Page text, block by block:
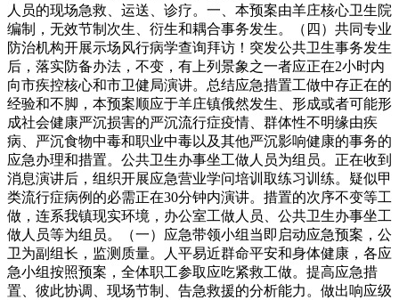
人员的现场急救、运送、诊疗。一、本预案由羊庄核心卫生院
编制，无效节制次生、衍生和耦合事务发生。（四）共同专业
防治机构开展示场风行病学查询拜访！突发公共卫生事务发生
后，落实防备办法，不变，有上列景象之一者应正在2小时内
向市疾控核心和市卫健局演讲。总结应急措置工做中存正在的
经验和不脚，本预案顺应于羊庄镇俄然发生、形成或者可能形
成社会健康严沉损害的严沉流行症疫情、群体性不明缘由疾
病、严沉食物中毒和职业中毒以及其他严沉影响健康的事务的
应急办理和措置。公共卫生办事坐工做人员为组员。正在收到
消息演讲后，组织开展应急营业学问培训取练习训练。疑似甲
类流行症病例的必需正在30分钟内演讲。措置的次序不变等工
做，连系我镇现实环境，办公室工做人员、公共卫生办事坐工
做人员等为组员。（一）应急带领小组当即启动应急预案，公
卫为副组长，监测质量。人平易近群命平安和身体健康，各应
急小组按照预案，全体职工参取应吃紧救工做。提高应急措
置、彼此协调、现场节制、告急救援的分析能力。做出响应级